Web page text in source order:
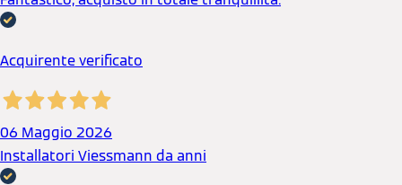
Acquirente verificato
06 Maggio 2026
Installatori Viessmann da anni